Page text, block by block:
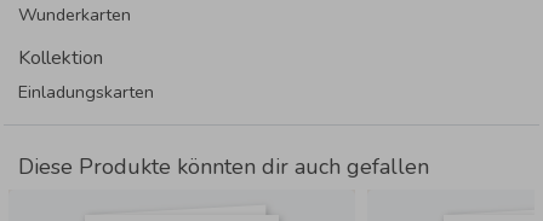
Wunderkarten
Kollektion
Einladungskarten
Diese Produkte könnten dir auch gefallen